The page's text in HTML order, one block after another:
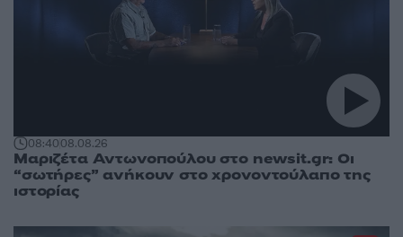
08:4008.08.26
Μαριζέτα Αντωνοπούλου στο newsit.gr: Οι
“σωτήρες” ανήκουν στο χρονοντούλαπο της
ιστορίας